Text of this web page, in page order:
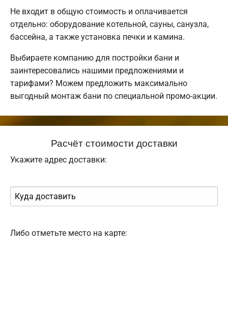
Не входит в общую стоимость и оплачивается
отдельно: оборудование котельной, сауны, санузла,
бассейна, а также установка печки и камина.
Выбираете компанию для постройки бани и
заинтересовались нашими предложениями и
тарифами? Можем предложить максимально
выгодный монтаж бани по специальной промо-акции.
Расчёт стоимости доставки
Укажите адрес доставки:
Либо отметьте место на карте: